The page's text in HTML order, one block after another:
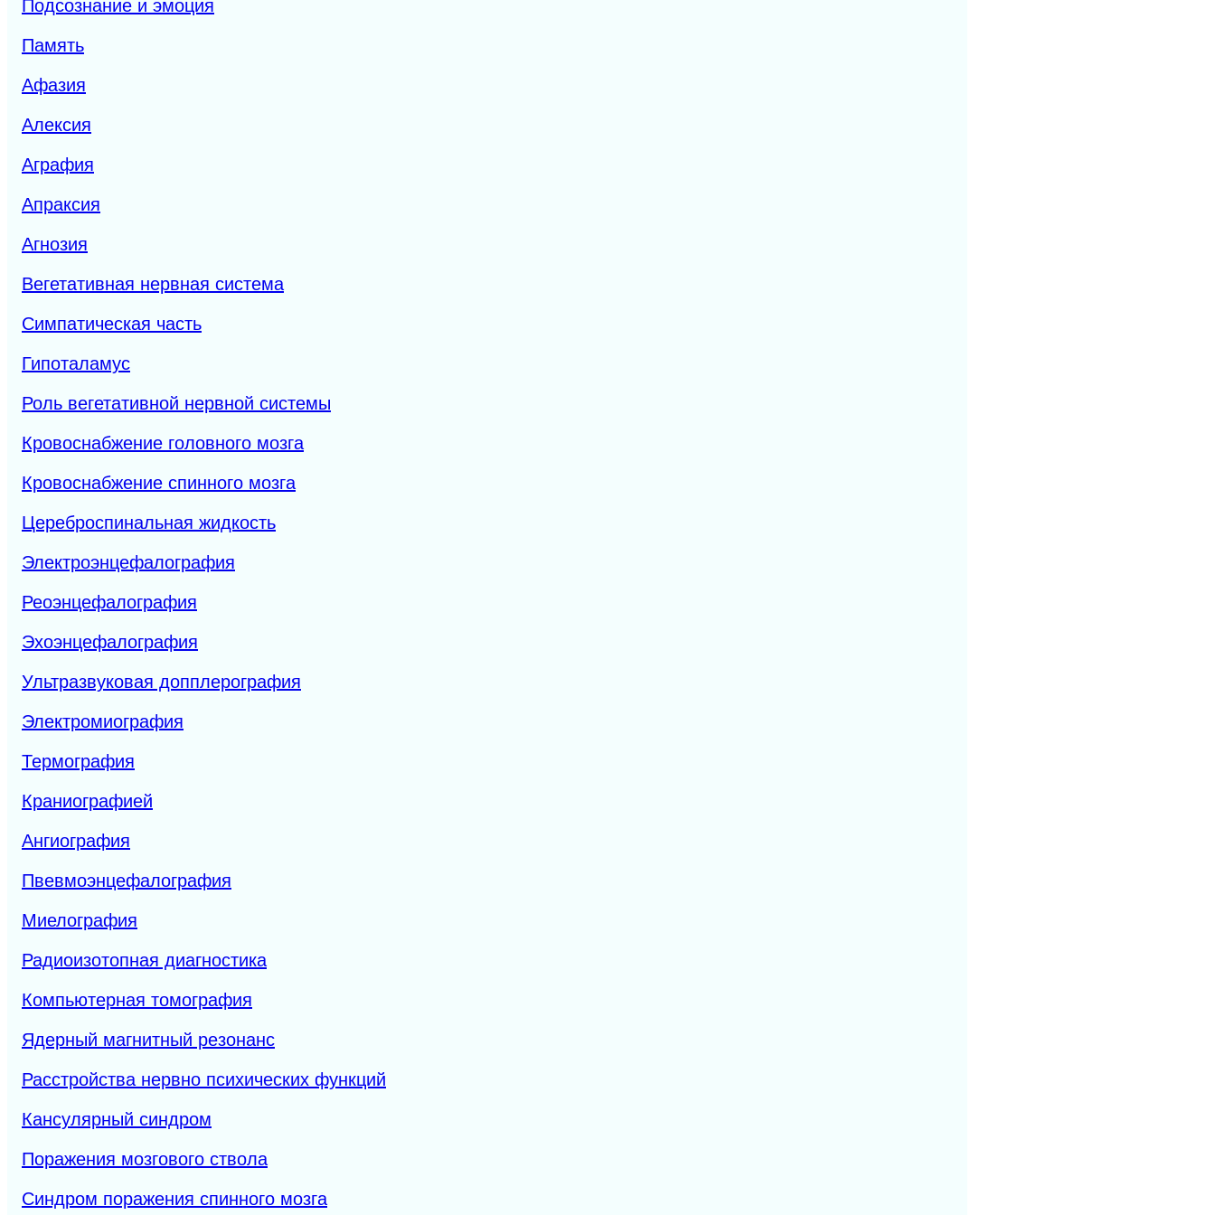
Подсознание и эмоция
Память
Афазия
Алексия
Аграфия
Апраксия
Агнозия
Вегетативная нервная система
Симпатическая часть
Гипоталамус
Роль вегетативной нервной системы
Кровоснабжение головного мозга
Кровоснабжение спинного мозга
Цереброспинальная жидкость
Электроэнцефалография
Реоэнцефалография
Эхоэнцефалография
Ультразвуковая допплерография
Электромиография
Термография
Краниографией
Ангиография
Пвевмоэнцефалография
Миелография
Радиоизотопная диагностика
Компьютерная томография
Ядерный магнитный резонанс
Расстройства нервно психических функций
Кансулярный синдром
Поражения мозгового ствола
Синдром поражения спинного мозга